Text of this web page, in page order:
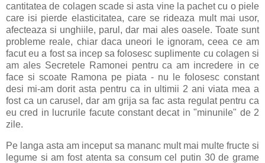
cantitatea de colagen scade si asta vine la pachet cu o piele
care isi pierde elasticitatea, care se rideaza mult mai usor,
afecteaza si unghiile, parul, dar mai ales oasele. Toate sunt
probleme reale, chiar daca uneori le ignoram, ceea ce am
facut eu a fost sa incep sa folosesc suplimente cu colagen si
am ales Secretele Ramonei pentru ca am incredere in ce
face si scoate Ramona pe piata - nu le folosesc constant
desi mi-am dorit asta pentru ca in ultimii 2 ani viata mea a
fost ca un carusel, dar am grija sa fac asta regulat pentru ca
eu cred in lucrurile facute constant decat in "minunile" de 2
zile.
Pe langa asta am inceput sa mananc mult mai multe fructe si
legume si am fost atenta sa consum cel putin 30 de grame